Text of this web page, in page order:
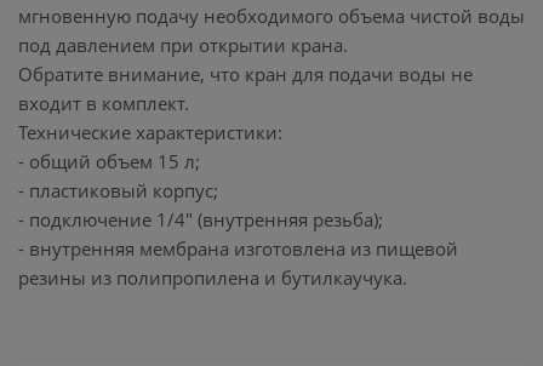
мгновенную подачу необходимого объема чистой воды
под давлением при открытии крана.
Обратите внимание, что кран для подачи воды не
входит в комплект.
Технические характеристики:
- общий объем 15 л;
- пластиковый корпус;
- подключение 1/4" (внутренняя резьба);
- внутренняя мембрана изготовлена из пищевой
резины из полипропилена и бутилкаучука.